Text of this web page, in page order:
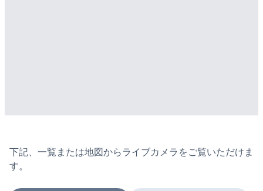
下記、一覧または地図からライブカメラをご覧いただけま
す。